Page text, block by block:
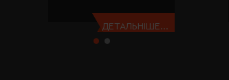
ДЕТАЛЬНІШЕ...